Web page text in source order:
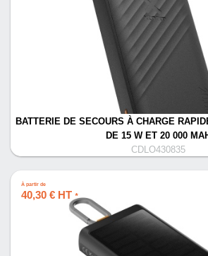
BATTERIE DE SECOURS À CHARGE
DE 15 W ET 20 000
CDLO430835
À partir de
40,30 € HT *